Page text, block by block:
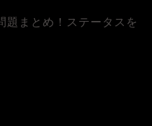
題まとめ！ステータスを